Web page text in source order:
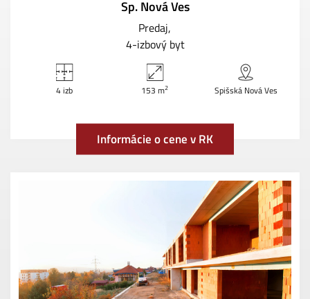
Sp. Nová Ves
Predaj
4-izbový byt
4 izb 153 m2 Spišská Nová Ves
Informácie o cene v RK